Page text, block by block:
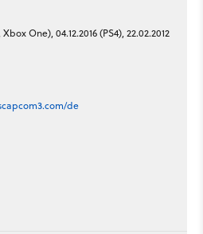
Xbox One), 04.12.2016 (PS4), 22.02.2012
de